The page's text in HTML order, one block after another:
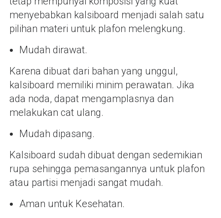
menyebabkan kalsiboard menjadi salah satu
pilihan materi untuk plafon melengkung.
Mudah dirawat.
Karena dibuat dari bahan yang unggul,
kalsiboard memiliki minim perawatan. Jika
ada noda, dapat mengamplasnya dan
melakukan cat ulang.
Mudah dipasang.
Kalsiboard sudah dibuat dengan sedemikian
rupa sehingga pemasangannya untuk plafon
atau partisi menjadi sangat mudah.
Aman untuk Kesehatan.